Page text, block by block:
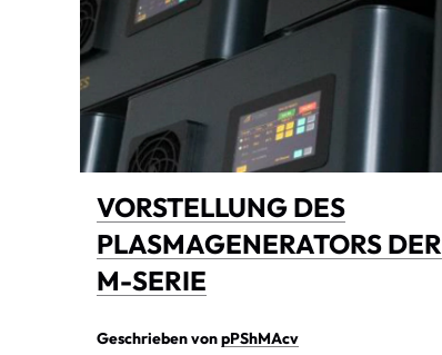
VORSTELLUNG DES
PLASMAGENERATORS DER
M-SERIE
Geschrieben vonpPShMAcv